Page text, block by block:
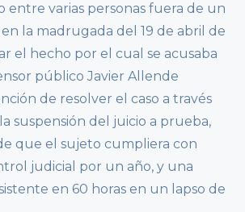
entre varias personas fuera de un
la madrugada del 19 de abril de
el hecho por el cual se acusaba
público Javier Allende
de resolver el caso a través
suspensión del juicio a prueba,
que el sujeto cumpliera con
judicial por un año, y una
en 60 horas en un lapso de